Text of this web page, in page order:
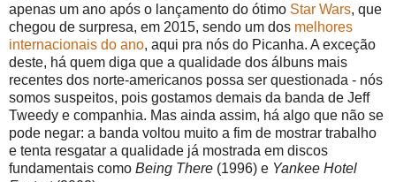
apenas um ano após o lançamento do ótimo Star Wars, que
chegou de surpresa, em 2015, sendo um dos melhores
internacionais do ano, aqui pra nós do Picanha. A exceção
deste, há quem diga que a qualidade dos álbuns mais
recentes dos norte-americanos possa ser questionada - nós
somos suspeitos, pois gostamos demais da banda de Jeff
Tweedy e companhia. Mas ainda assim, há algo que não se
pode negar: a banda voltou muito a fim de mostrar trabalho
e tenta resgatar a qualidade já mostrada em discos
fundamentais como Being There (1996) e Yankee Hotel